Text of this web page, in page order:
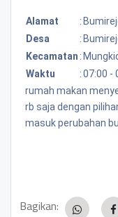
Alamat :
Desa
:
Kecamatan :
Waktu
:07:00 -
rumah makan
rb saja dengan
masuk perubahan
Bagikan: